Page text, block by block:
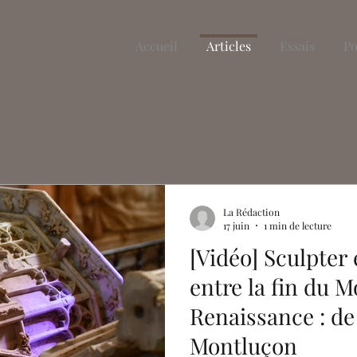
Accueil Articles Essais
[Vidéo] Sculpter
entre la fin du
Renaissance :
Montluçon
La Rédaction
17 juin
1 min de lecture